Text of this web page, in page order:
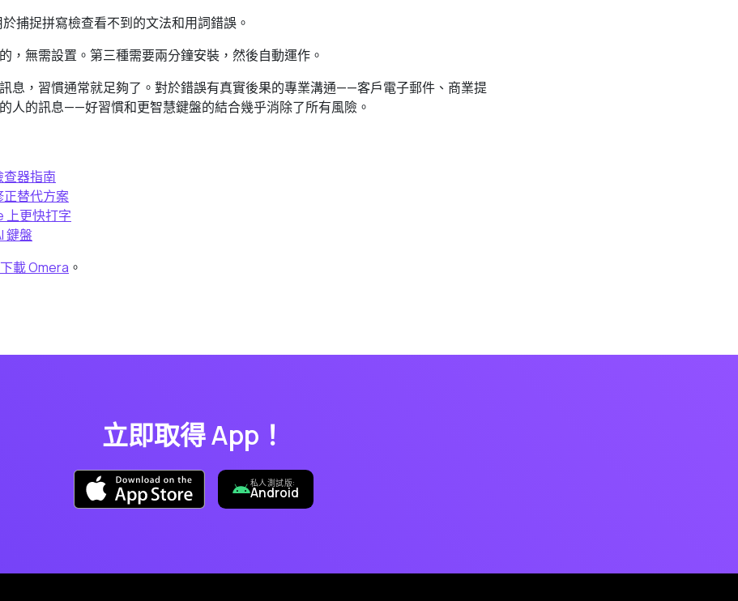
捕捉拼寫檢查看不到的文法和用詞錯誤。
，無需設置。第三種需要兩分鐘安裝，然後自動運作。
息，習慣通常就足夠了。對於錯誤有真實後果的專業溝通——客戶電子郵件、商業提
人的訊息——好習慣和更智慧鍵盤的結合幾乎消除了所有風險。
器指南
替代方案
上更快打字
鍵盤
載 Omera 。
立即取得 App！
私人測試版:
Android